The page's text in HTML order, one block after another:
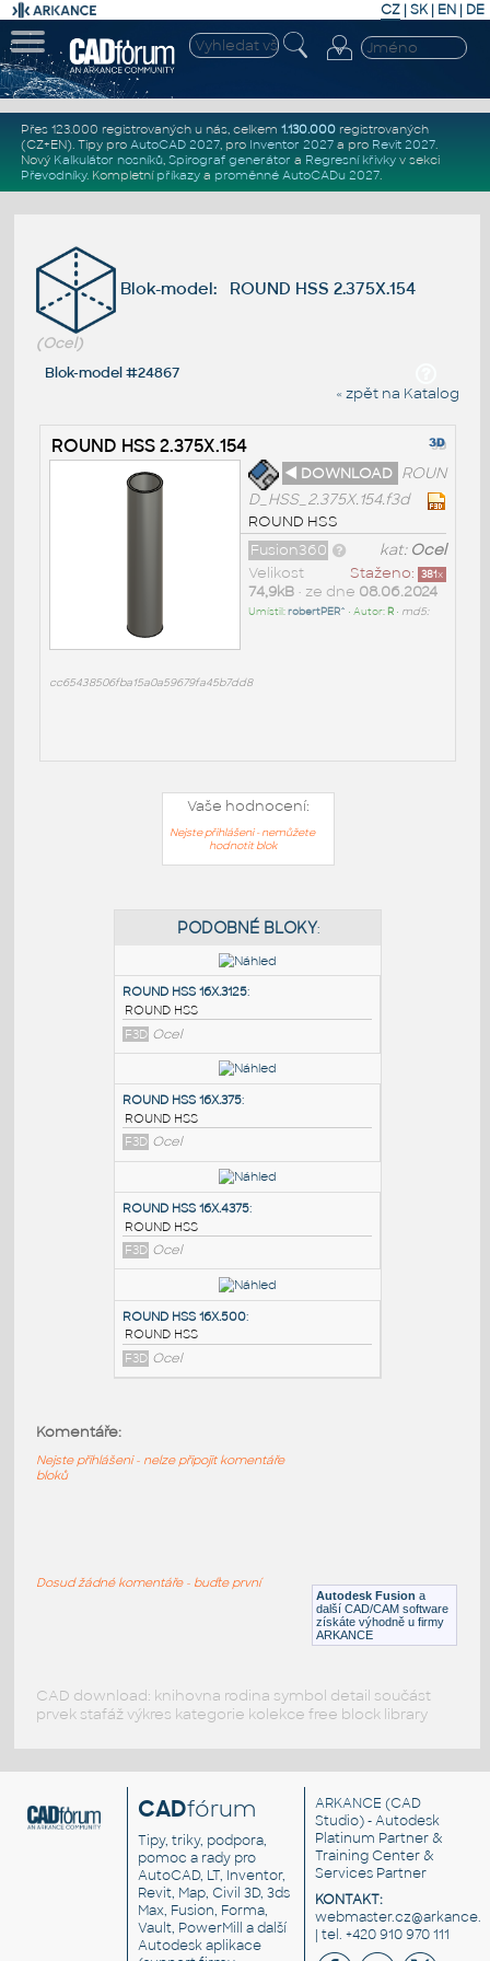
CZ | SK| EN | DE
Přes 123.000 registrovaných u nás, celkem 1.130.000registrovaných
(CZ+EN). Tipy pro AutoCAD 2027, pro Inventor 2027a pro Revit 2027.
Nový Kalkulátor nosníků, Spirograf generátor a Regresní křivkyv sekci
Převodníky. Kompletní příkazya proměnné AutoCADu 2027.
Blok-model: ROUND HSS 2.375X.154
(Ocel)
Blok-model #24867
« zpět na Katalog
ROUND HSS 2.375X.154
◄ DOWNLOAD ROUN
D_HSS_2.375X.154.f3d
ROUND HSS
kat: Ocel
Fusion360
Staženo: 381x
Velikost
74,9kB• ze dne 08.06.2024
Umístil:robertPER^ • Autor: R• md5:
cc65438506fba15a0a59679fa45b7dd8
Vaše hodnocení:
Nejste přihlášeni - nemůžete
hodnotit blok
PODOBNÉ BLOKY
ROUND HSS 16X.3125:
ROUND HSS
F3D Ocel
ROUND HSS 16X.375
ROUND HSS
F3D Ocel
Ocel
Autodesk Fusion a
další CAD/CAM software
získáte výhodně u firmy
ARKANCE
Komentáře:
Nejste přihlášeni - nelze připojit komentáře
bloků
Dosud žádné komentáře - buďte první
CAD download: knihovna rodina symbol detail součást
prvek stafáž výkres kategorie kolekce free block library
CADfórum
Tipy, triky, podpora,
pomoc a rady pro
AutoCAD, LT, Inventor,
Revit, Map, Civil 3D, 3ds
Max, Fusion, Forma,
Vault, PowerMill a další
Autodesk aplikace
ARKANCE (CAD
Studio) - Autodesk
Platinum Partner &
Training Center &
Services Partner
KONTAKT:
| tel. +420 910 970 111